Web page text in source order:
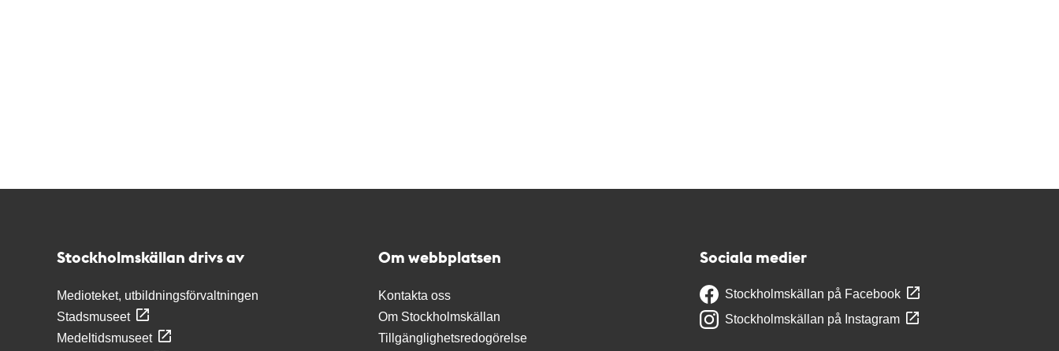
Stockholmskällan drivs av
Medioteket, utbildningsförvaltningen
Stadsmuseet
Medeltidsmuseet
Om webbplatsen
Kontakta oss
Om Stockholmskällan
Tillgänglighetsredogörelse
Sociala medier
Stockholmskällan på Facebook
Stockholmskällan på Instagram